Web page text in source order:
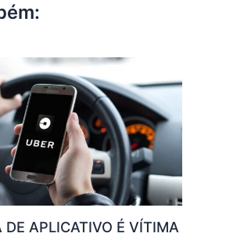
DE APLICATIVO É VÍTIMA